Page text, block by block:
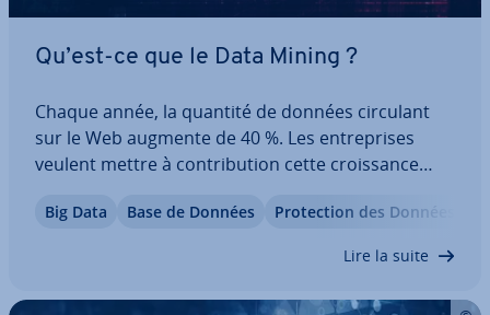
Qu’est-ce que le Data Mining ?
Chaque année, la quantité de données circulant
sur le Web augmente de 40 %. Les en­tre­prises
veulent mettre à con­tri­bu­tion cette crois­sance
offertes au commerce en ligne. Mais le Big Data à
Big Data Base de Données Pro­tec­tion des Données
Lire la suite